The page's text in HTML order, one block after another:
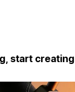
start creating